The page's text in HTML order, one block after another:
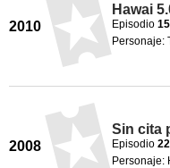
2010
Hawai
Episodio 15
Personaje:
2008
Sin cita
Episodio 22
Personaje: